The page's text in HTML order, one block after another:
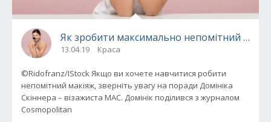
Як зробити максимально непомітний
13.04.19 Краса
©Ridofranz/IStock Якщо ви хочете навчитися робити
непомітний макіяж, зверніть увагу на поради Домініка
Скіннера – візажиста MAC. Домінік поділився з журналом
Cosmopolitan